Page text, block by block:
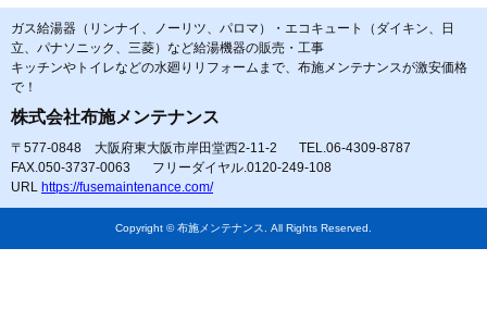
ガス給湯器（リンナイ、ノーリツ、パロマ）・エコキュート（ダイキン、日
立、パナソニック、三菱）など給湯機器の販売・工事
キッチンやトイレなどの水廻りリフォームまで、布施メンテナンスが激安価格
で！
株式会社布施メンテナンス
〒577-0848 大阪府東大阪市岸田堂西2-11-2
TEL.06-4309-8787
FAX.050-3737-0063
フリーダイヤル.0120-249-108
URL https://fusemaintenance.com/
Copyright © 布施メンテナンス. All Rights Reserved.